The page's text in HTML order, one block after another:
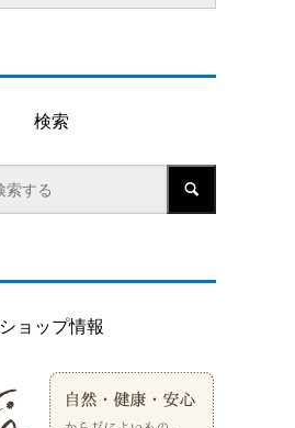
検索
ショップ情報